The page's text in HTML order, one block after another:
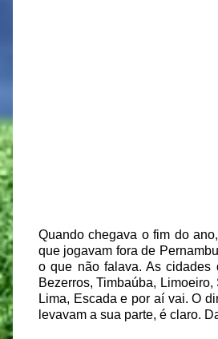
Quando chegava o fim do
que jogavam fora de
o que não falava. As cidades
Bezerros, Timbaúba,
Lima, Escada e por aí vai. O
levavam a sua parte, é claro.